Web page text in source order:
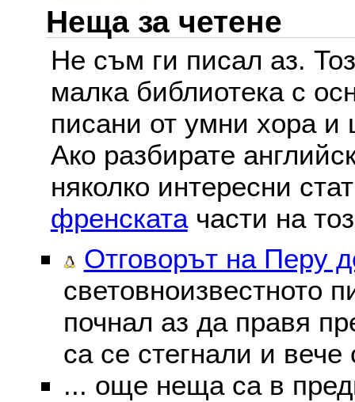
Неща за четене
Не съм ги писал аз.
малка библиотека с
писани от умни хора и
Ако разбирате
няколко интересни
френскатачасти на
Отговорът на Перу
световноизвестното
почнал аз да правя
са се стегнали и вече
... още неща са в